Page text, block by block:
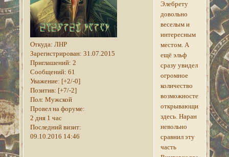
Откуда: ЛНР
Зарегистрирован: 31.07.2015
Приглашений: 2
Сообщений: 61
Уважение: [+2/-0]
Позитив: [+7/-2]
Пол: Мужской
Провел на форуме:
2 дня 1 час
Последний визит:
09.10.2016 14:46
Элебрету
довольно
веселым и
интересным
местом. А
ещё эльф
сразу увидел
огромное
количество
возможностей,
открывающихся
здесь. Наран
невольно
сравнил эту
часть